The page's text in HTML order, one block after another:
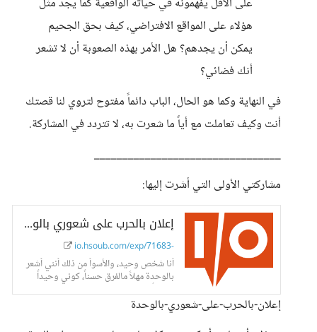
هؤلاء على المواقع الافتراضي، كيف بحق الجحيم
يمكن أن يجدهم؟ هل الأمر بهذه الصعوبة أن لا تشعر
أنك فضائي؟
في النهاية وكما هو الحال، الباب دائماً مفتوح لتروي لنا قصتك
أنت وكيف تعاملت مع أياً ما شعرت به، لا تتردد في المشاركة.
_________________________________
مشاركتي الأولى التي أشرت إليها:
إعلان بالحرب على شعوري بالوحدة - حسوب I/O
io.hsoub.com/exp/71683-
أنا شخص وحيد، والأسوأ من ذلك أنني أشعر
بالوحدة مهلاً مالفرق حسناً، كوني وحيداً
يعني أنني
إعلان-بالحرب-على-شعوري-بالوحدة